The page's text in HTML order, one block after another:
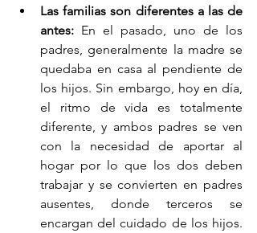
Las familias son diferentes a las de
antes: En el pasado, uno de los
padres, generalmente la madre se
quedaba en casa al pendiente de
los hijos. Sin embargo, hoy en día,
el ritmo de vida es totalmente
diferente, y ambos padres se ven
con la necesidad de aportar al
hogar por lo que los dos deben
trabajar y se convierten en padres
ausentes, donde terceros se
encargan del cuidado de los hijos.